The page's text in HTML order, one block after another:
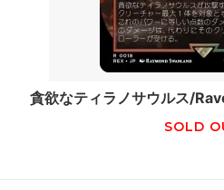
貪欲なティラノサウルス/
SOLD